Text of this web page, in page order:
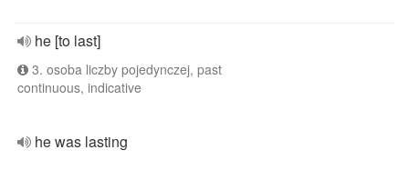
he [to last]
3. osoba liczby pojedynczej, past
continuous, indicative
he was lasting